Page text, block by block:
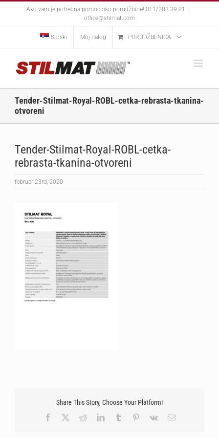
Ako vam je potrebna pomoć oko porudžbine! 011/283 39 81
office@stilmat.com
Srpski Moj nalog PORUDŽBENICA
Tender-Stilmat-Royal-ROBL-cetka-rebrasta-tkanina-
otvoreni
Tender-Stilmat-Royal-ROBL-cetka-
rebrasta-tkanina-otvoreni
februar 23rd, 2020
Share This Story, Choose Your Platform!
Facebook
RedditLinkedInTumblr Pinterest
Vk Email